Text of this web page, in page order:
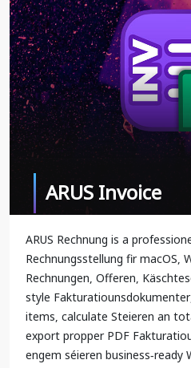
ARUS Invoice
ARUS Rechnung is a
Rechnungsstellung fir macOS,
Rechnungen, Offeren,
style
items, calculate Steieren an
export propper PDF
engem séieren business-ready